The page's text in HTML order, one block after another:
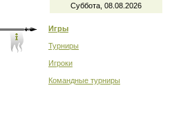
Суббота, 08.08.2026
Игры
Турниры
Игроки
Командные турниры